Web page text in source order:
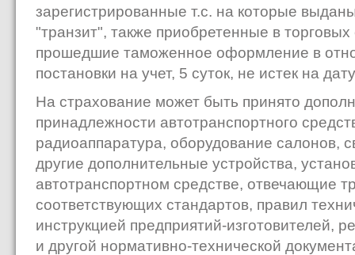
зарегистрированные т.с. на которые
"транзит", также приобретенные в
прошедшие таможенное оформление в
постановки на учет, 5 суток, не истек на
На страхование может быть принято
принадлежности автотранспортного
радиоаппаратура, оборудование салонов,
другие дополнительные устройства,
автотранспортном средстве, отвечающие
соответствующих стандартов, правил
инструкцией предприятий-изготовителей,
и другой нормативно-технической